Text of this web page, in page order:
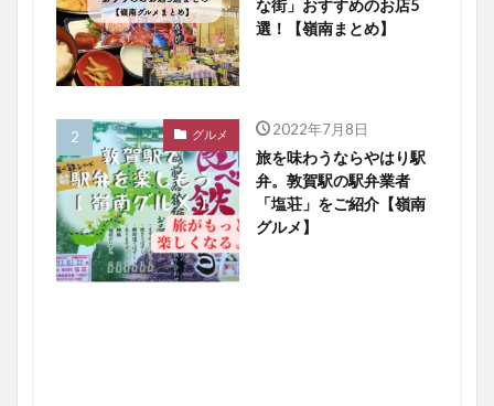
な街」おすすめのお店5
選！【嶺南まとめ】
グルメ 2022年7月8日
旅を味わうならやはり駅
弁。敦賀駅の駅弁業者
「塩荘」をご紹介【嶺南
グルメ】